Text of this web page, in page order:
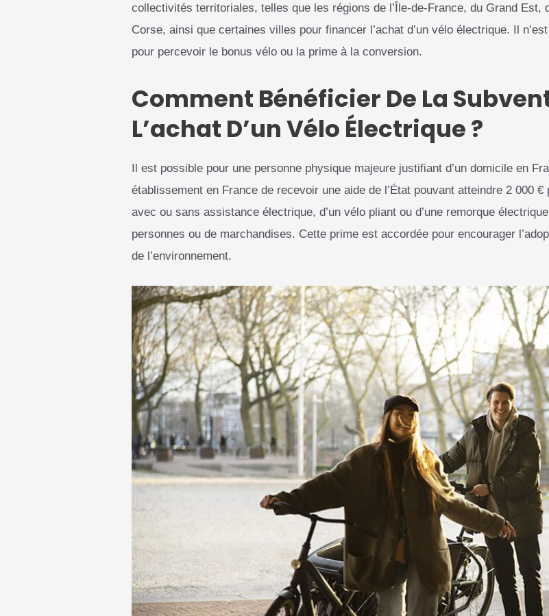
collectivités territoriales, telles que les régions de l’Île-de-France, du Grand Est,
Corse, ainsi que certaines villes pour financer l’achat d’un vélo électrique. Il
pour percevoir le bonus vélo ou la prime à la conversion.
Comment Bénéficier De La
L’achat D’un Vélo Électrique ?
Il est possible pour une personne physique majeure justifiant d’un domicile en
établissement en France de recevoir une aide de l’État pouvant atteindre 2 000 €
avec ou sans assistance électrique, d’un vélo pliant ou d’une remorque
personnes ou de marchandises. Cette prime est accordée pour encourager
de l’environnement.